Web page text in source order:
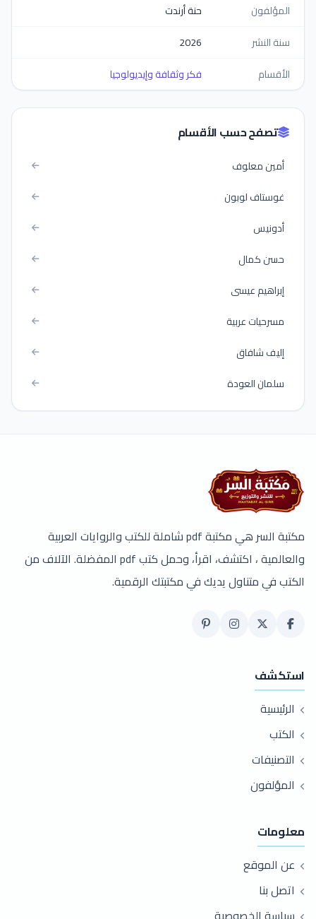
المؤلفون
حنة أرندت
سنة النشر
2026
الأقسام
فكر وثقافة وإيديولوجيا
تصفح حسب الأقسام
أمين معلوف
غوستاف لوبون
أدونيس
حسن كمال
إبراهيم عيسى
مسرحيات عربية
إليف شافاق
سلمان العودة
مكتبة السر هي مكتبة pdf شاملة للكتب والروايات العربية
والعالمية ، اكتشف، اقرأ، وحمل كتب pdf المفضلة. الآلاف من
الكتب في متناول يديك في مكتبتك الرقمية.
استكشف
الرئيسية
الكتب
التصنيفات
المؤلفون
معلومات
عن الموقع
اتصل بنا